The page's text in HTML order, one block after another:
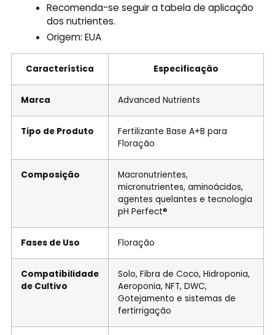
Recomenda-se seguir a tabela de aplicação
dos nutrientes.
Origem: EUA
Característica Especificação
Marca Advanced Nutrients
Tipo de Produto
Fertilizante Base A+B para
Floração
Composição
Macronutrientes,
micronutrientes, aminoácidos,
agentes quelantes e tecnologia
pH Perfect®
Fases de Uso Floração
Compatibilidade
de Cultivo
Solo, Fibra de Coco, Hidroponia,
Aeroponia, NFT, DWC,
Gotejamento e sistemas de
fertirrigação